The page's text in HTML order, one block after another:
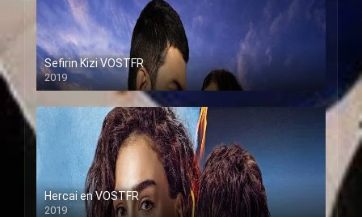
Sefirin Kizi VOSTFR
2019
Hercai en VOSTFR
2019